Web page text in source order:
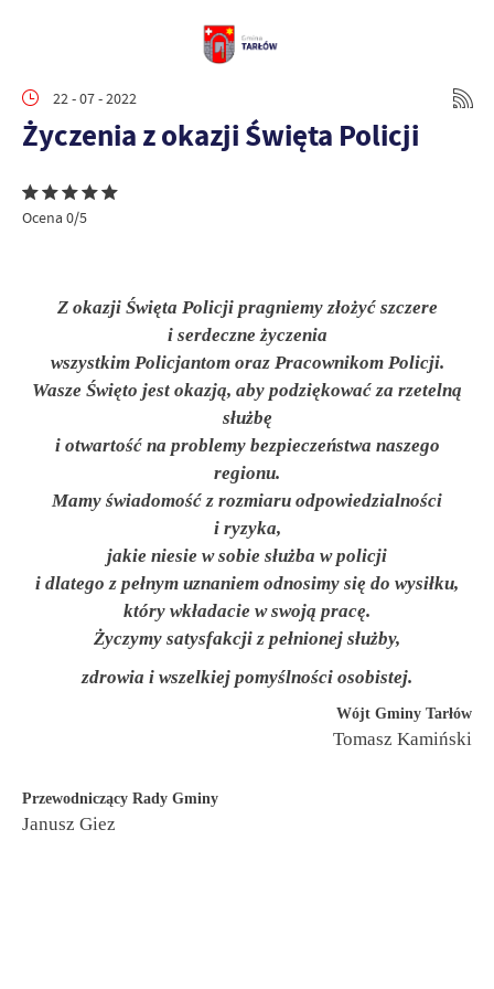
22 - 07 - 2022
Życzenia z okazji Święta Policji
Ocena 0/5
Z okazji Święta Policji pragniemy złożyć szczere
i serdeczne życzenia
wszystkim Policjantom oraz Pracownikom Policji.
Wasze Święto jest okazją, aby podziękować za rzetelną
służbę
i otwartość na problemy bezpieczeństwa naszego
regionu.
Mamy świadomość z rozmiaru odpowiedzialności
i ryzyka,
jakie niesie w sobie służba w policji
i dlatego z pełnym uznaniem odnosimy się do wysiłku,
który wkładacie w swoją pracę.
Życzymy satysfakcji z pełnionej służby,
zdrowia i wszelkiej pomyślności osobistej.
Wójt Gminy Tarłów
Tomasz Kamiński
Przewodniczący Rady Gminy
Janusz Giez